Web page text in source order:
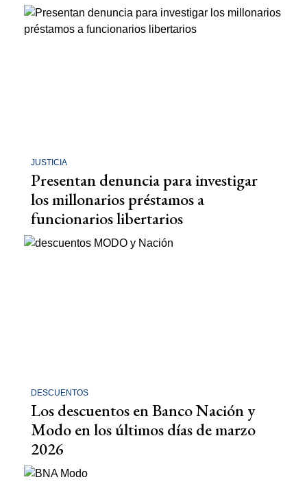
JUSTICIA
Presentan denuncia para investigar
los millonarios préstamos a
funcionarios libertarios
DESCUENTOS
Los descuentos en Banco Nación y
Modo en los últimos días de marzo
2026